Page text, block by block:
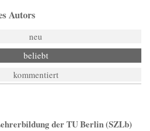
Autors
neu
beliebt
kommentiert
der TU Berlin (SZLb)